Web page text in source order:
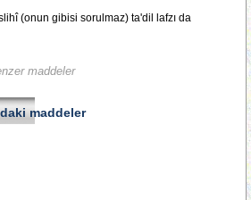
(onun gibisi sorulmaz) ta'dil lafzı da
maddeler
maddeler